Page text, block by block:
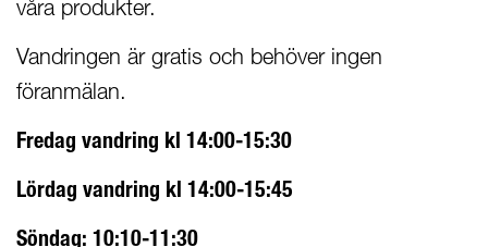
våra produkter.
Vandringen är gratis och behöver ingen
föranmälan.
Fredag vandring kl 14:00-15:30
Lördag vandring kl 14:00-15:45
Söndag: 10:10-11:30